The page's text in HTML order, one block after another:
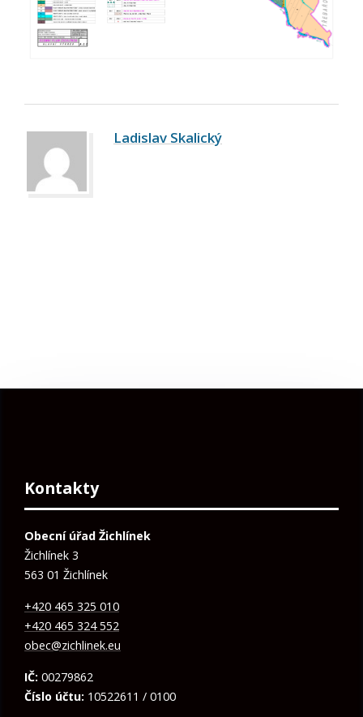
Ladislav Skalický
Kontakty
Obecní úřad Žichlínek
Žichlínek 3
563 01 Žichlínek
+420 465 325 010
+420 465 324 552
obec@zichlinek.eu
IČ: 00279862
Číslo účtu: 10522611 / 0100